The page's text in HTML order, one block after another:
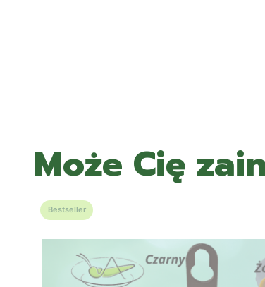
Może Cię
Bestseller